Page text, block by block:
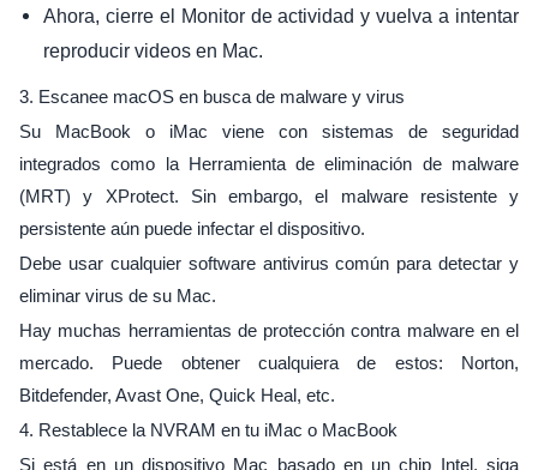
Ahora, cierre el Monitor de actividad y vuelva a intentar
reproducir videos en Mac.
3. Escanee macOS en busca de malware y virus
Su MacBook o iMac viene con sistemas de seguridad
integrados como la Herramienta de eliminación de malware
(MRT) y XProtect. Sin embargo, el malware resistente y
persistente aún puede infectar el dispositivo.
Debe usar cualquier software antivirus común para detectar y
eliminar virus de su Mac.
Hay muchas herramientas de protección contra malware en el
mercado. Puede obtener cualquiera de estos: Norton,
Bitdefender, Avast One, Quick Heal, etc.
4. Restablece la NVRAM en tu iMac o MacBook
Si está en un dispositivo Mac basado en un chip Intel, siga